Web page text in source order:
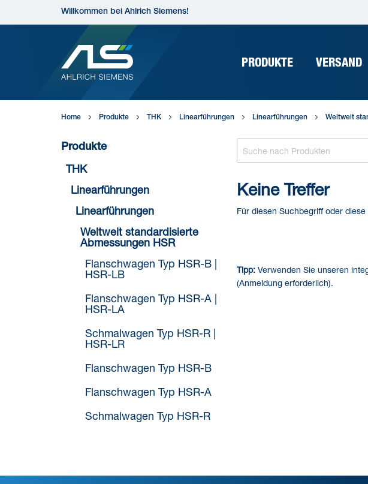
Direkt
Inhalt
Willkommen bei Ahlrich Siemens!
PRODUKTE VERSAND
Home Produkte THK Linearführungen Linearführungen Weltweit
Produkte
THK
Linearführungen
Linearführungen
Weltweit standardisierte
Abmessungen HSR
Flanschwagen Typ HSR-B |
HSR-LB
Flanschwagen Typ HSR-A |
HSR-LA
Schmalwagen Typ HSR-R |
HSR-LR
Flanschwagen Typ HSR-B
Flanschwagen Typ HSR-A
Schmalwagen Typ HSR-R
Keine Treffer
Für diesen Suchbegriff oder
Tipp:Verwenden Sie unseren
(Anmeldung erforderlich).